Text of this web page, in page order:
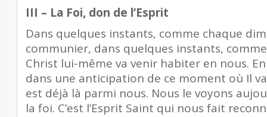
III – La Foi, don de l’Esprit
Dans quelques instants, comme chaque
communier, dans quelques instants,
Christ lui-même va venir habiter en nous.
dans une anticipation de ce moment où Il
est déjà là parmi nous. Nous le voyons
la foi. C’est l’Esprit Saint qui nous fait